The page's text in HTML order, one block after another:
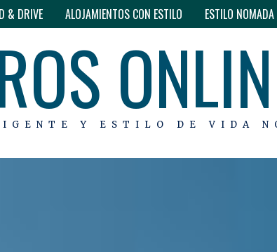
& DRIVE ALOJAMIENTOS CON ESTILO ESTILO NOMADA
Y ESTILO DE VIDA